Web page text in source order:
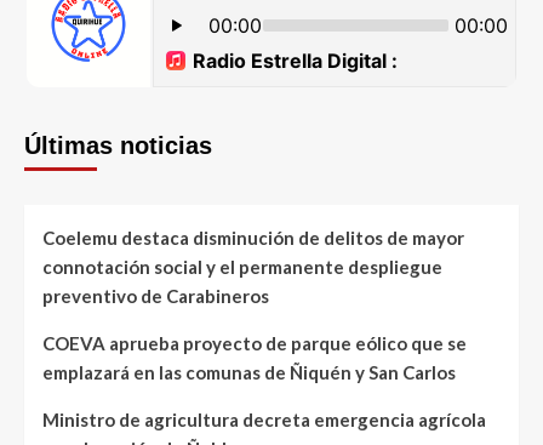
Últimas noticias
Coelemu destaca disminución de delitos de mayor
connotación social y el permanente despliegue
preventivo de Carabineros
COEVA aprueba proyecto de parque eólico que se
emplazará en las comunas de Ñiquén y San Carlos
Ministro de agricultura decreta emergencia agrícola